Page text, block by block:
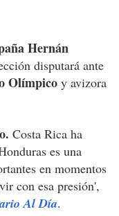
Hernán
disputará ante
Olímpico y avizora
Costa Rica ha
es una
en momentos
con esa presión',
Al Día.